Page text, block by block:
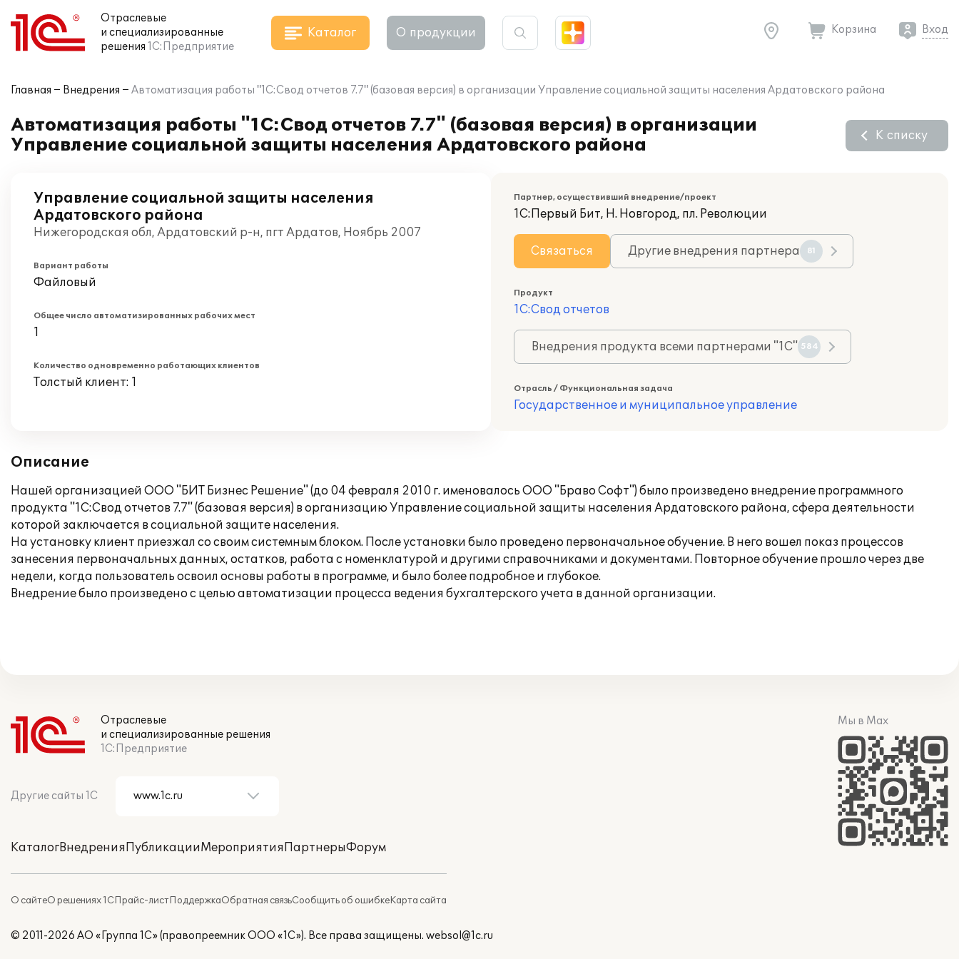
Отраслевые
и специализированные
решения 1С:Предприятие
Каталог О продукции Корзина Вход
Главная Внедрения Автоматизация работы "1С:Свод отчетов 7.7" (базовая версия) в организации Управление социальной защиты населения Ардатовского района
Автоматизация работы "1С:Свод отчетов 7.7" (базовая версия) в организации
Управление социальной защиты населения Ардатовского района
К списку
Управление социальной защиты населения
Ардатовского района
Нижегородская обл, Ардатовский р-н, пгт Ардатов, Ноябрь 2007
Вариант работы
Файловый
Общее число автоматизированных рабочих мест
1
Количество одновременно работающих клиентов
Толстый клиент: 1
Партнер, осуществивший внедрение/проект
1С:Первый Бит, Н. Новгород, пл. Революции
Связаться Другие внедрения партнера 81
Продукт
1С:Свод отчетов
Внедрения продукта всеми партнерами "1С" 584
Отрасль / Функциональная задача
Государственное и муниципальное управление
Описание
Нашей организацией ООО "БИТ Бизнес Решение" (до 04 февраля 2010 г. именовалось ООО "Браво Софт") было произведено внедрение программного
продукта "1С:Свод отчетов 7.7" (базовая версия) в организацию Управление социальной защиты населения Ардатовского района, сфера деятельности
которой заключается в социальной защите населения.
На установку клиент приезжал со своим системным блоком. После установки было проведено первоначальное обучение. В него вошел показ процессов
занесения первоначальных данных, остатков, работа с номенклатурой и другими справочниками и документами. Повторное обучение прошло через две
недели, когда пользователь освоил основы работы в программе, и было более подробное и глубокое.
Внедрение было произведено с целью автоматизации процесса ведения бухгалтерского учета в данной организации.
Отраслевые
и специализированные решения
1С:Предприятие
Другие сайты 1С
КаталогВнедренияПубликацииМероприятияПартнерыФорум
О сайтеО решениях 1СПрайс-листПоддержкаОбратная связьСообщить об ошибкеКарта сайта
Мы в Max
© 2011-2026 АО «Группа 1С» (правопреемник ООО «1С»). Все права защищены. websol@1c.ru